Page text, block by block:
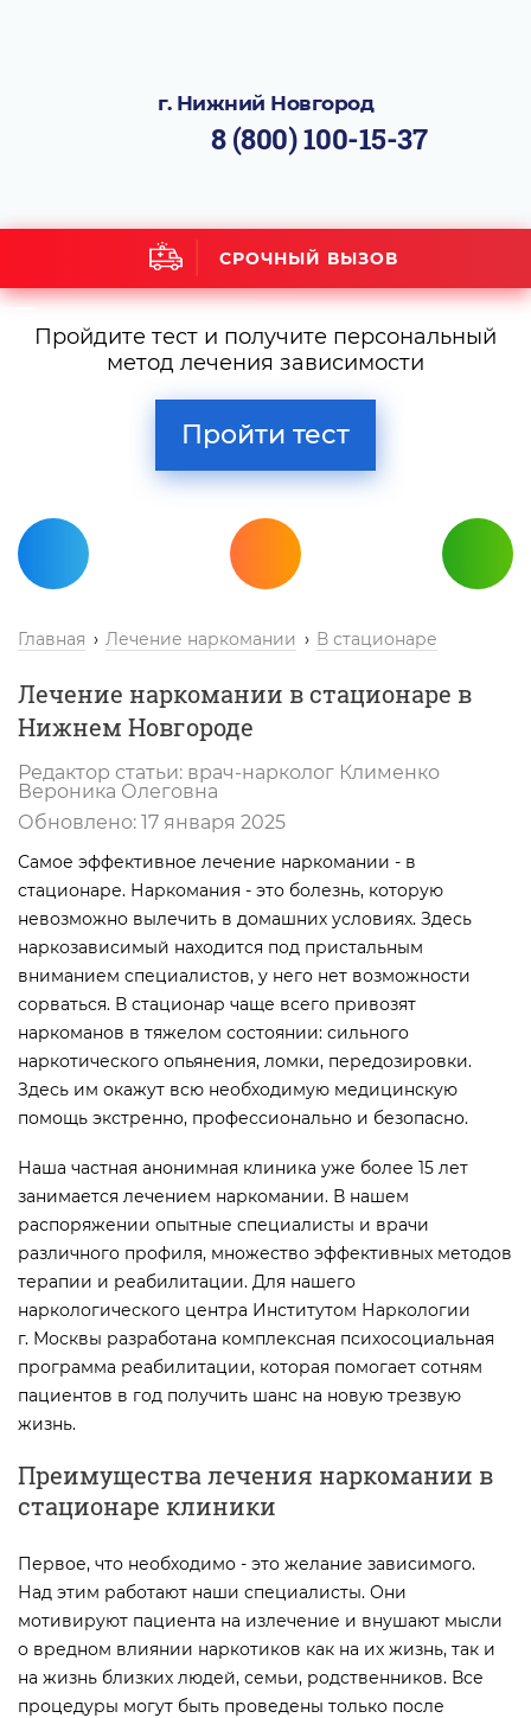
г. Нижний Новгород
8 (800) 100-15-37
СРОЧНЫЙ ВЫЗОВ
Пройдите тест и получите персональный
метод лечения зависимости
Пройти тест
Главная Лечение наркомании В стационаре
Лечение наркомании в стационаре в
Нижнем Новгороде
Редактор статьи: врач-нарколог Клименко
Вероника Олеговна
Обновлено: 17 января 2025
Самое эффективное лечение наркомании - в
стационаре. Наркомания - это болезнь, которую
невозможно вылечить в домашних условиях. Здесь
наркозависимый находится под пристальным
вниманием специалистов, у него нет возможности
сорваться. В стационар чаще всего привозят
наркоманов в тяжелом состоянии: сильного
наркотического опьянения, ломки, передозировки.
Здесь им окажут всю необходимую медицинскую
помощь экстренно, профессионально и безопасно.
Наша частная анонимная клиника уже более 15 лет
занимается лечением наркомании. В нашем
распоряжении опытные специалисты и врачи
различного профиля, множество эффективных методов
терапии и реабилитации. Для нашего
наркологического центра Институтом Наркологии
г. Москвы разработана комплексная психосоциальная
программа реабилитации, которая помогает сотням
пациентов в год получить шанс на новую трезвую
жизнь.
Преимущества лечения наркомании в
стационаре клиники
Первое, что необходимо - это желание зависимого.
Над этим работают наши специалисты. Они
мотивируют пациента на излечение и внушают мысли
о вредном влиянии наркотиков как на их жизнь, так и
на жизнь близких людей, семьи, родственников. Все
процедуры могут быть проведены только после